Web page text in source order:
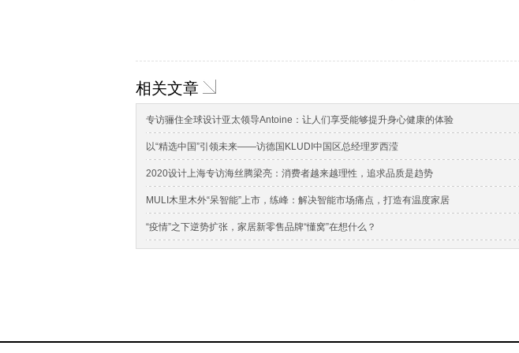
相关文章
专访骊住全球设计亚太领导Antoine：让人们享受能够提升身心健康的体验
以“精选中国”引领未来——访德国KLUDI中国区总经理罗西滢
2020设计上海专访海丝腾梁亮：消费者越来越理性，追求品质是趋势
MULI木里木外“呆智能”上市，练峰：解决智能市场痛点，打造有温度家居
“疫情”之下逆势扩张，家居新零售品牌“懂窝”在想什么？